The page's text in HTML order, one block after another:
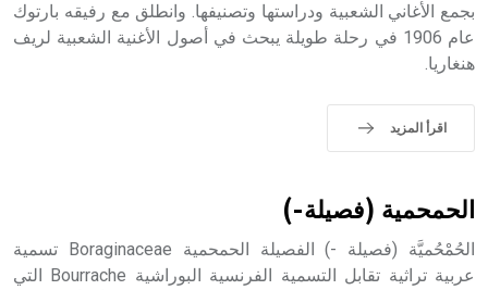
- هل تعلم أن الأبجدية الكنعانية تتألف من /22/ علامة كتابية
بجمع الأغاني الشعبية ودراستها وتصنيفها. وانطلق مع رفيقه بارتوك
عام 1906 في رحلة طويلة يبحث في أصول الأغنية الشعبية لريف
هنغاريا.
اقرأ المزيد
الحمحمية (فصيلة-)
الحُمْحُميَّة (فصيلة -) الفصيلة الحمحمية Boraginaceae تسمية
عربية تراثية تقابل التسمية الفرنسية البوراشية Bourrache التي